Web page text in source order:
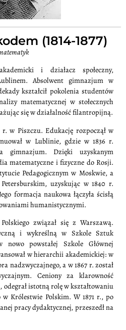
(1814-1877)
i działacz społeczny,
Absolwent gimnazjum w
kształcił pokolenia studentów
matematycznej w stołecznych
się w działalność filantropijną.
r. w Piszczu. Edukację rozpoczął w
w Lublinie, gdzie w 1836 r.
gimnazjum. Dzięki uzyskanym
matematyczne i fizyczne do Rosji.
Pedagogicznym w Moskwie, a
uzyskując w 1840 r.
formacja naukowa łączyła ścisłą
humanistycznymi.
związał się z Warszawą.
i wykreślną w Szkole Sztuk
powstałej Szkole Głównej
w hierarchii akademickiej: w
nadzwyczajnego, a w 1867 r. został
Ceniony za klarowność
odegrał istotną rolę w kształtowaniu
Królestwie Polskim. W 1871 r., po
pracy dydaktycznej, przeszedł na